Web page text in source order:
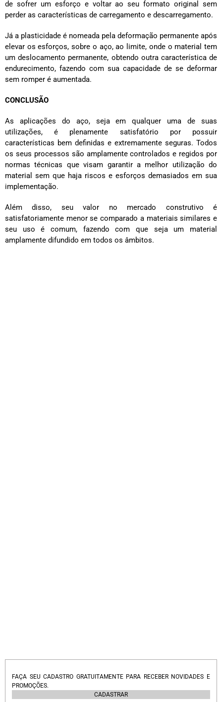
de sofrer um esforço e voltar ao seu formato original sem
perder as características de carregamento e descarregamento.
Já a plasticidade é nomeada pela deformação permanente após
elevar os esforços, sobre o aço, ao limite, onde o material tem
um deslocamento permanente, obtendo outra característica de
endurecimento, fazendo com sua capacidade de se deformar
sem romper é aumentada.
CONCLUSÃO
As aplicações do aço, seja em qualquer uma de suas
utilizações, é plenamente satisfatório por possuir
características bem definidas e extremamente seguras. Todos
os seus processos são amplamente controlados e regidos por
normas técnicas que visam garantir a melhor utilização do
material sem que haja riscos e esforços demasiados em sua
implementação.
Além disso, seu valor no mercado construtivo é
satisfatoriamente menor se comparado a materiais similares e
seu uso é comum, fazendo com que seja um material
amplamente difundido em todos os âmbitos.
FAÇA SEU CADASTRO GRATUITAMENTE PARA RECEBER NOVIDADES E
PROMOÇÕES.
CADASTRAR